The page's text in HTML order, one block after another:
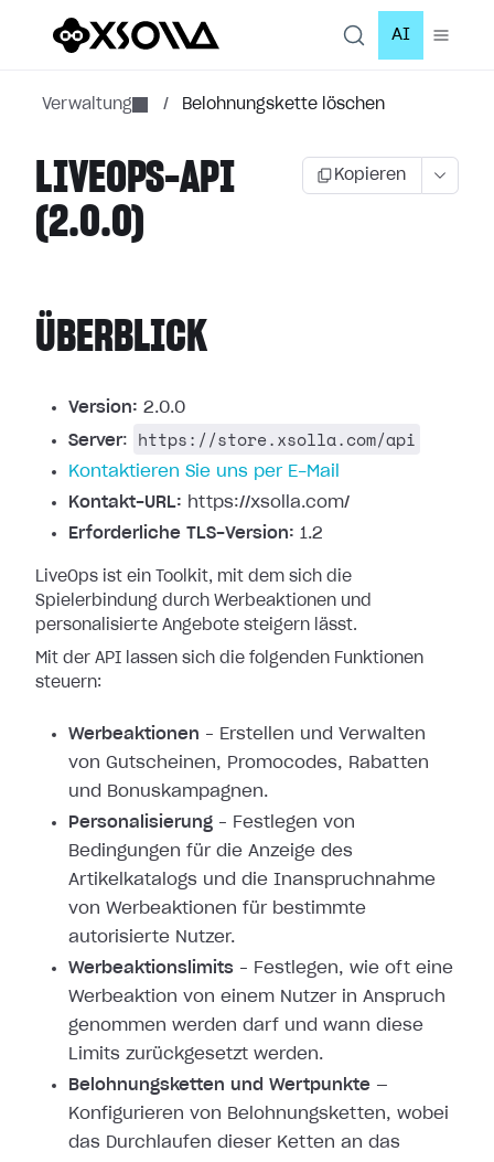
AI
Verwaltung / Belohnungskette löschen
LIVEOPS-API
(2.0.0)
Kopieren
ÜBERBLICK
Version: 2.0.0
Server: https://store.xsolla.com/api
Kontaktieren Sie uns per E-Mail
Kontakt-URL: https://xsolla.com/
Erforderliche TLS-Version: 1.2
LiveOps ist ein Toolkit, mit dem sich die
Spielerbindung durch Werbeaktionen und
personalisierte Angebote steigern lässt.
Mit der API lassen sich die folgenden Funktionen
steuern:
Werbeaktionen – Erstellen und Verwalten
von Gutscheinen, Promocodes, Rabatten
und Bonuskampagnen.
Personalisierung – Festlegen von
Bedingungen für die Anzeige des
Artikelkatalogs und die Inanspruchnahme
von Werbeaktionen für bestimmte
autorisierte Nutzer.
Werbeaktionslimits – Festlegen, wie oft eine
Werbeaktion von einem Nutzer in Anspruch
genommen werden darf und wann diese
Limits zurückgesetzt werden.
Belohnungsketten und Wertpunkte —
Konfigurieren von Belohnungsketten, wobei
das Durchlaufen dieser Ketten an das